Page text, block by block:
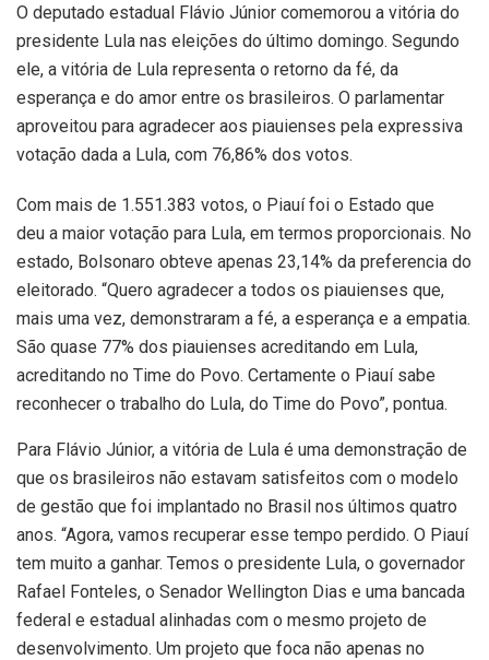
O deputado estadual Flávio Júnior comemorou a vitória do
presidente Lula nas eleições do último domingo. Segundo
ele, a vitória de Lula representa o retorno da fé, da
esperança e do amor entre os brasileiros. O parlamentar
aproveitou para agradecer aos piauienses pela expressiva
votação dada a Lula, com 76,86% dos votos.
Com mais de 1.551.383 votos, o Piauí foi o Estado que
deu a maior votação para Lula, em termos proporcionais. No
estado, Bolsonaro obteve apenas 23,14% da preferencia do
eleitorado. “Quero agradecer a todos os piauienses que,
mais uma vez, demonstraram a fé, a esperança e a empatia.
São quase 77% dos piauienses acreditando em Lula,
acreditando no Time do Povo. Certamente o Piauí sabe
reconhecer o trabalho do Lula, do Time do Povo”, pontua.
Para Flávio Júnior, a vitória de Lula é uma demonstração de
que os brasileiros não estavam satisfeitos com o modelo
de gestão que foi implantado no Brasil nos últimos quatro
anos. “Agora, vamos recuperar esse tempo perdido. O Piauí
tem muito a ganhar. Temos o presidente Lula, o governador
Rafael Fonteles, o Senador Wellington Dias e uma bancada
federal e estadual alinhadas com o mesmo projeto de
desenvolvimento. Um projeto que foca não apenas no